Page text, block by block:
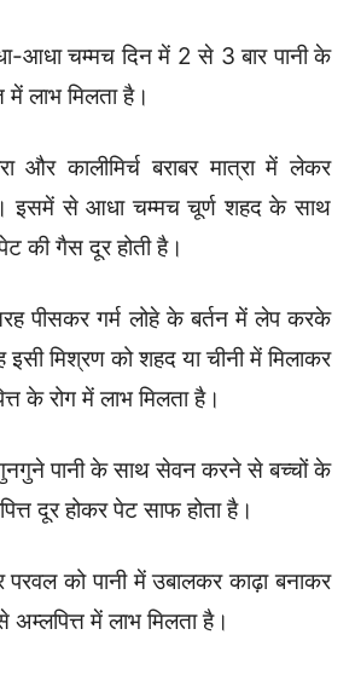
आधा चम्मच दिन में 2 से 3 बार पानी के
लाभ मिलता है।
और कालीमिर्च बराबर मात्रा में लेकर
इसमें से आधा चम्मच चूर्ण शहद के साथ
की गैस दूर होती है।
पीसकर गर्म लोहे के बर्तन में लेप करके
मिश्रण को शहद या चीनी में मिलाकर
के रोग में लाभ मिलता है।
पानी के साथ सेवन करने से बच्चों के
दूर होकर पेट साफ होता है।
को पानी में उबालकर काढ़ा बनाकर
अम्लपित्त में लाभ मिलता है।